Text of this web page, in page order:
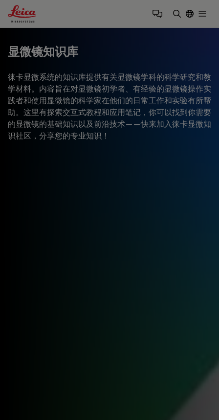
Leica Microsystems Logo
显微镜知识库
徕卡显微系统的知识库提供有关显微镜学科的科学研究和教
学材料。内容旨在对显微镜初学者、有经验的显微镜操作实
践者和使用显微镜的科学家在他们的日常工作和实验有所帮
助。这里有探索交互式教程和应用笔记，你可以找到你需要
的显微镜的基础知识以及前沿技术——快来加入徕卡显微知
识社区，分享您的专业知识！